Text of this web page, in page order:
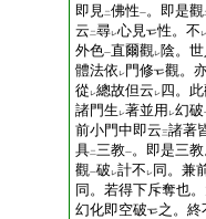
即見二佛性一。即是觀
云 二尋レ心見 性。不 レ
外色一直爾觀レ陰。
體法依 レ 門修
觀。
從 レ總故但云 レ四。
諸門生 レ著並用 レ幻破
前小門中即云三諸著
具二三教一。即是三
觀一破 レ計不 レ 同。兼
同。若得下斥奪也
幻化即空破
之。終